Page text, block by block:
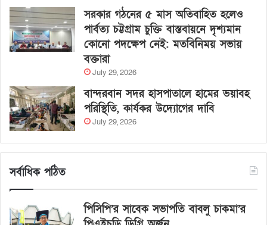
সরকার গঠনের ৫ মাস অতিবাহিত হলেও
পার্বত্য চট্টগ্রাম চুক্তি বাস্তবায়নে দৃশ্যমান
কোনো পদক্ষেপ নেই: মতবিনিময় সভায়
বক্তারা
July 29, 2026
বান্দরবান সদর হাসপাতালে হামের ভয়াবহ
পরিস্থিতি, কার্যকর উদ্যোগের দাবি
July 29, 2026
সর্বাধিক পঠিত
পিসিপি’র সাবেক সভাপতি বাবলু চাকমা’র